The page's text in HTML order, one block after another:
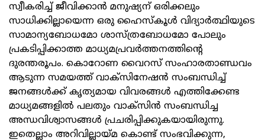
സ്വീകരിച്ച് ജീവിക്കാൻ മനുഷ്യന് ഒരിക്കലും
സാധിക്കില്ലായെന്ന ഒരു ഹൈസ്കൂൾ വിദ്യാർത്ഥിയുടെ
സാമാന്യബോധമോ ശാസ്ത്രബോധമോ പോലും
പ്രകടിപ്പിക്കാത്ത മാധ്യമപ്രവർത്തനത്തിന്റെ
ദുരന്തരൂപം. കൊറോണ വൈറസ് സംഹാരതാണ്ഡവം
ആടുന്ന സമയത്ത് വാക്സിനേഷൻ സംബന്ധിച്ച്
ജനങ്ങൾക്ക് കൃത്യമായ വിവരങ്ങൾ എത്തിക്കേണ്ട
മാധ്യമങ്ങളിൽ പലതും വാക്സിൻ സംബന്ധിച്ച
അന്ധവിശ്വാസങ്ങൾ പ്രചരിപ്പിക്കുകയായിരുന്നു.
ഇതെല്ലാം അറിവില്ലായ്മ കൊണ്ട് സംഭവിക്കുന്ന,